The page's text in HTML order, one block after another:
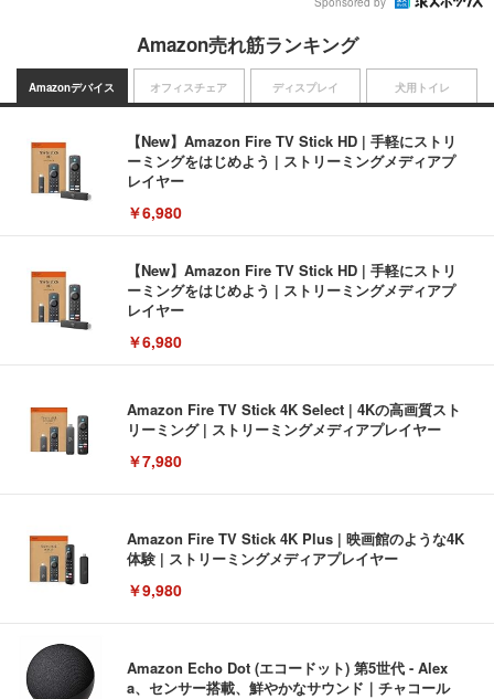
Amazon売れ筋ランキング
Amazonデバイス
【New】Amazon Fire TV Stick HD | 手軽にストリ
ーミングをはじめよう | ストリーミングメディアプ
レイヤー
￥6,980
【New】Amazon Fire TV Stick HD | 手軽にストリ
ーミングをはじめよう | ストリーミングメディアプ
レイヤー
￥6,980
Amazon Fire TV Stick 4K Select | 4Kの高画質スト
リーミング | ストリーミングメディアプレイヤー
￥7,980
Amazon Fire TV Stick 4K Plus | 映画館のような4K
体験 | ストリーミングメディアプレイヤー
￥9,980
Amazon Echo Dot (エコードット) 第5世代 - Alex
a、センサー搭載、鮮やかなサウンド｜チャコール
オフィスチェア ディスプレイ 犬用トイレ